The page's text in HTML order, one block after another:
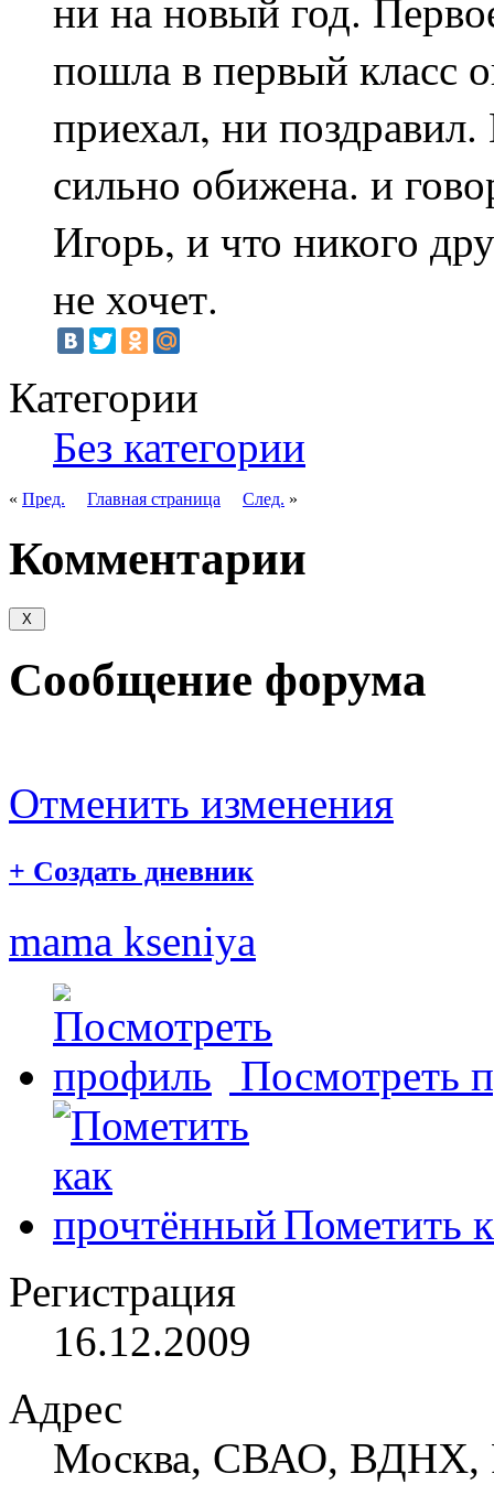
ни на новый год.
пошла в первый класс
приехал, ни поздравил.
сильно обижена. и
Игорь, и что никого
не хочет.
Категории
Без категории
« Пред. Главная страница След. »
Комментарии
Сообщение форума
Отменить изменения
+ Создать дневник
mama kseniya
Посмотреть
Пометить
Регистрация
16.12.2009
Адрес
Москва, СВАО, ВДНХ,